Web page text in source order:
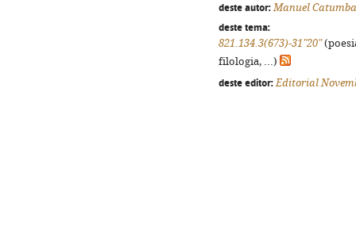
deste autor: Manuel Catumba
deste tema:
821.134.3(673)-31"20"
filologia, ...)
deste editor: Editorial